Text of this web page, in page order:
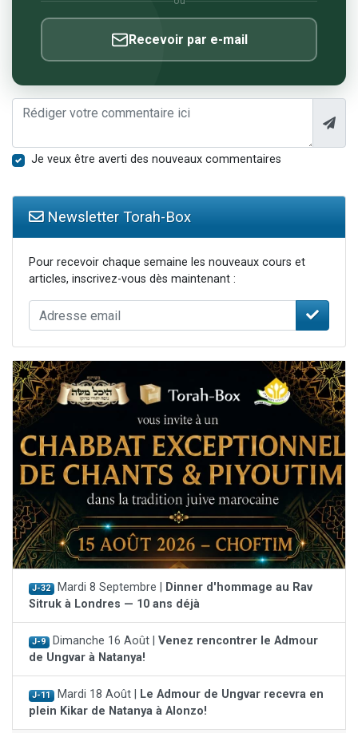
Recevoir par e-mail
Je veux être averti des nouveaux commentaires
Newsletter Torah-Box
Pour recevoir chaque semaine les nouveaux cours et
articles, inscrivez-vous dès maintenant :
J-32 Mardi 8 Septembre | Dinner d'hommage au Rav
Sitruk à Londres — 10 ans déjà
J-9 Dimanche 16 Août | Venez rencontrer le Admour
de Ungvar à Natanya!
J-11 Mardi 18 Août | Le Admour de Ungvar recevra en
plein Kikar de Natanya à Alonzo!